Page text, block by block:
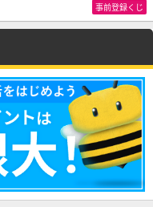
事前登録くじ